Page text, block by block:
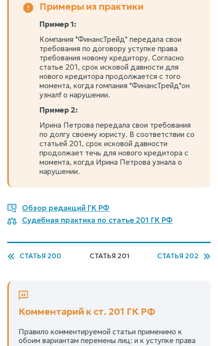
Примеры из практики
Пример 1:
Компания "ФинансТрейд" передала свои
требования по договору уступке права
требования новому кредитору. Согласно
статье 201, срок исковой давности для
нового кредитора продолжается с того
момента, когда rомпания "ФинансТрейд"он
узналf о нарушении.
Пример 2:
Ирина Петрова передала свои требования
по долгу своему юристу. В соответствии со
статьей 201, срок исковой давности
продолжает течь для нового кредитора с
момента, когда Ирина Петрова узнала о
нарушении.
Обзор редакций ГК РФ
Судебная практика по статье 201 ГК РФ
СТАТЬЯ 200 СТАТЬЯ 201 СТАТЬЯ 202
Комментарий к ст. 201 ГК РФ
Правило комментируемой статьи применимо к
обоим вариантам перемены лиц: и к уступке права